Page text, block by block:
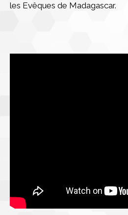
les Evêques de Madagascar.